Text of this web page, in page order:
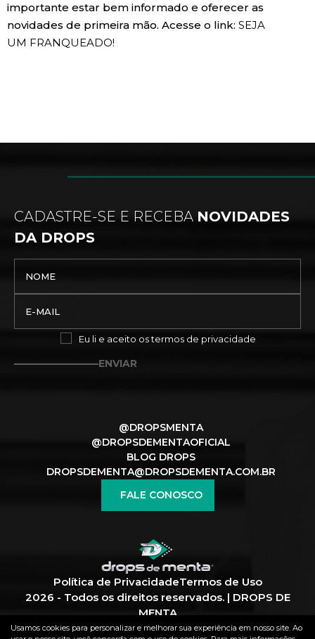
importante estar bem informado e oferecer as
novidades de primeira mão. Acesse o link: SEJA
UM FRANQUEADO!
CADASTRE-SE E RECEBA NOVIDADES
DA DROPS
Eu li e aceito ostermos de privacidade
ENVIAR
@DROPSMENTA
@DROPSDEMENTAOFICIAL
BLOG DROPS
DROPSDEMENTA@DROPSDEMENTA.COM.BR
FALE CONOSCO
Política de PrivacidadeTermos de Uso
2026 - Todos os direitos reservados. | DROPS DE
MENTA
Usamos cookies para personalizar e melhorar sua experiência em nosso site. Ao